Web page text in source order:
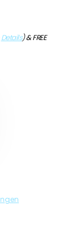
Details)&FREE